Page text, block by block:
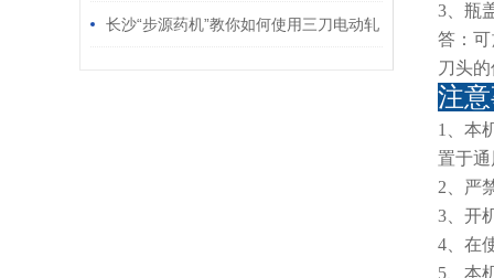
长沙“步源药机”教你如何使用三刀电动轧
3、瓶
答：
刀头
注
1、本
置于
2、严
3、开
4、在
5、本